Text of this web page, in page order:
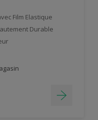
Film Elastique
Durable